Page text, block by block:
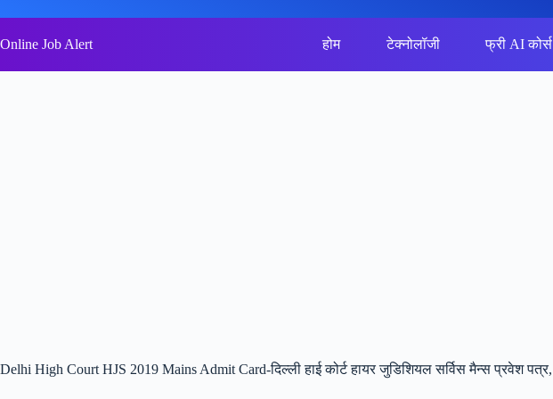
to
content
Online Job Alert होम टेक्नोलॉजी फ्री AI कोर्स
Delhi High Court HJS 2019 Mains Admit Card-दिल्ली हाई कोर्ट हायर जुडिशियल सर्विस मैन्स प्रवेश पत्र,